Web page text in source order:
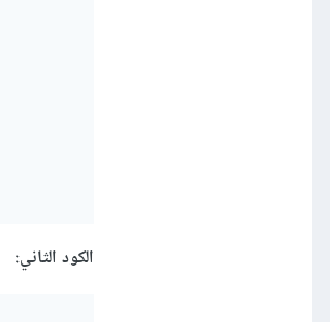
الكود الثاني: